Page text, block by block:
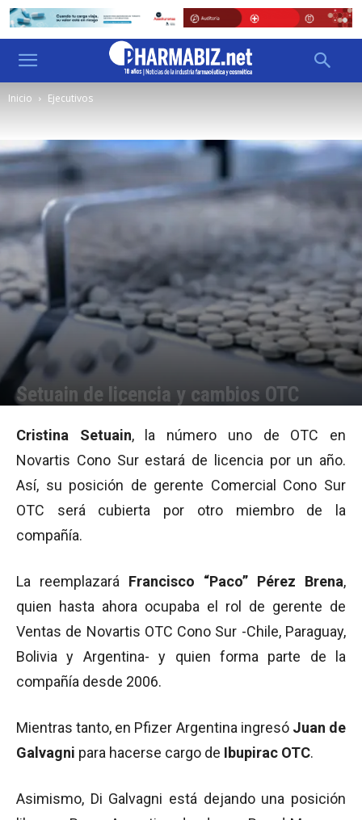
Inicio Ejecutivos
Setuain de licencia y cambios OTC
Cristina Setuain, la número uno de OTC en
Novartis Cono Sur estará de licencia por un año.
Así, su posición de gerente Comercial Cono Sur
OTC será cubierta por otro miembro de la
compañía.
La reemplazará Francisco “Paco” Pérez Brena,
quien hasta ahora ocupaba el rol de gerente de
Ventas de Novartis OTC Cono Sur -Chile, Paraguay,
Bolivia y Argentina- y quien forma parte de la
compañía desde 2006.
Mientras tanto, en Pfizer Argentina ingresó Juan de
Galvagni para hacerse cargo de Ibupirac OTC.
Asimismo, Di Galvagni está dejando una posición